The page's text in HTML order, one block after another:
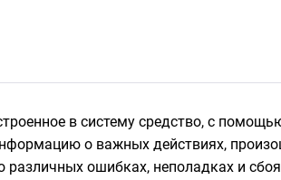
в систему средство, с
о важных действиях,
ошибках, неполадках и